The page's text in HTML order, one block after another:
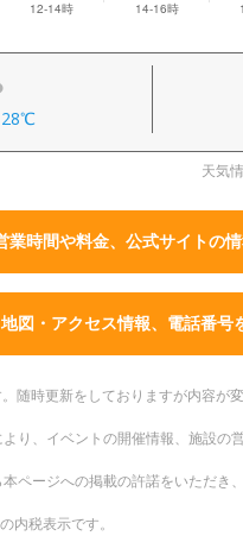
28℃
天気
業時間や料金、公式サイトの
地図・アクセス情報、電話番号
随時更新をしておりますが内容が
り、イベントの開催情報、施設の
ページへの掲載の許諾をいただき
内税表示です。